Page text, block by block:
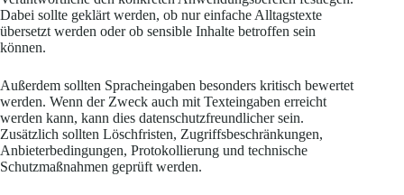
Dabei sollte geklärt werden, ob nur einfache Alltagstexte
übersetzt werden oder ob sensible Inhalte betroffen sein
können.
Außerdem sollten Spracheingaben besonders kritisch bewertet
werden. Wenn der Zweck auch mit Texteingaben erreicht
werden kann, kann dies datenschutzfreundlicher sein.
Zusätzlich sollten Löschfristen, Zugriffsbeschränkungen,
Anbieterbedingungen, Protokollierung und technische
Schutzmaßnahmen geprüft werden.